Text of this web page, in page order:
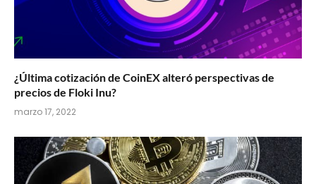
¿Última cotización de CoinEX alteró perspectivas de
precios de Floki Inu?
marzo 17, 2022